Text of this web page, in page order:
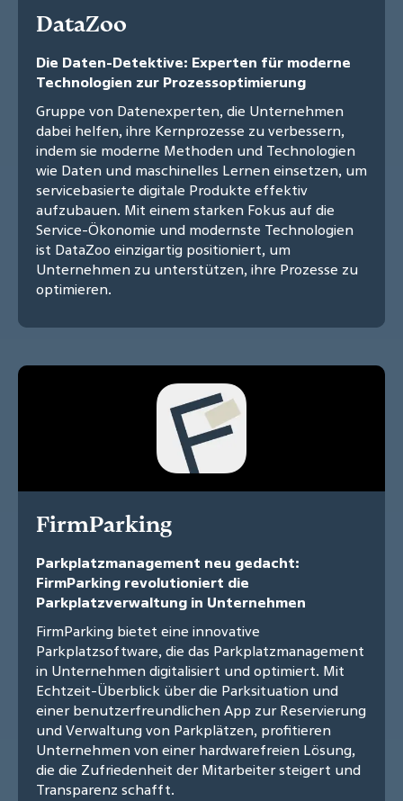
DataZoo
Die Daten-Detektive: Experten für moderne
Technologien zur Prozessoptimierung
Gruppe von Datenexperten, die Unternehmen
dabei helfen, ihre Kernprozesse zu verbessern,
indem sie moderne Methoden und Technologien
wie Daten und maschinelles Lernen einsetzen, um
servicebasierte digitale Produkte effektiv
aufzubauen. Mit einem starken Fokus auf die
Service-Ökonomie und modernste Technologien
ist DataZoo einzigartig positioniert, um
Unternehmen zu unterstützen, ihre Prozesse zu
optimieren.
FirmParking
Parkplatzmanagement neu gedacht:
FirmParking revolutioniert die
Parkplatzverwaltung in Unternehmen
FirmParking bietet eine innovative
Parkplatzsoftware, die das Parkplatzmanagement
in Unternehmen digitalisiert und optimiert. Mit
Echtzeit-Überblick über die Parksituation und
einer benutzerfreundlichen App zur Reservierung
und Verwaltung von Parkplätzen, profitieren
Unternehmen von einer hardwarefreien Lösung,
die die Zufriedenheit der Mitarbeiter steigert und
Transparenz schafft.